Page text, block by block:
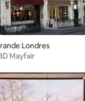
Londres
Mayfair